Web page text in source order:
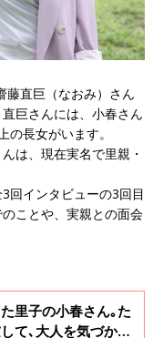
藤直巨（なおみ）さん
巨さんには、小春さん
長女がいます。
は、現在実名で里親・
回インタビューの3回目
ことや、実親との面会
里子の小春さん｡た
て､大人を気づかう